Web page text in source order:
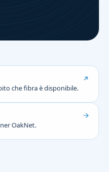
che fibra è disponibile.
OakNet.